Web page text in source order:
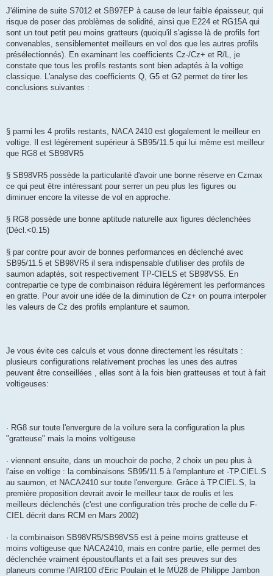
J'élimine de suite S7012 et SB97EP à cause de leur faible épaisseur, qui
risque de poser des problèmes de solidité, ainsi que E224 et RG15A qui
sont un tout petit peu moins gratteurs (quoiqu'il s'agisse là de profils fort
convenables, sensiblementet meilleurs en vol dos que les autres profils
présélectionnés). En examinant les coefficients Cz-/Cz+ et R/L, je
constate que tous les profils restants sont bien adaptés à la voltige
classique. L'analyse des coefficients Q, G5 et G2 permet de tirer les
conclusions suivantes :
§ parmi les 4 profils restants, NACA 2410 est glogalement le meilleur en
voltige. Il est légèrement supérieur à SB95/11.5 qui lui même est meilleur
que RG8 et SB98VR5
§ SB98VR5 possède la particularité d'avoir une bonne réserve en Czmax
ce qui peut être intéressant pour serrer un peu plus les figures ou
diminuer encore la vitesse de vol en approche.
§ RG8 possède une bonne aptitude naturelle aux figures déclenchées
(Décl.<0.15)
§ par contre pour avoir de bonnes performances en déclenché avec
SB95/11.5 et SB98VR5 il sera indispensable d'utiliser des profils de
saumon adaptés, soit respectivement TP-CIELS et SB98VS5. En
contrepartie ce type de combinaison réduira légèrement les performances
en gratte. Pour avoir une idée de la diminution de Cz+ on pourra interpoler
les valeurs de Cz des profils emplanture et saumon.
Je vous évite ces calculs et vous donne directement les résultats :
plusieurs configurations relativement proches les unes des autres
peuvent être conseillées , elles sont à la fois bien gratteuses et tout à fait
voltigeuses:
· RG8 sur toute l'envergure de la voilure sera la configuration la plus
"gratteuse" mais la moins voltigeuse
· viennent ensuite, dans un mouchoir de poche, 2 choix un peu plus à
l'aise en voltige : la combinaisons SB95/11.5 à l'emplanture et -TP.CIEL.S
au saumon, et NACA2410 sur toute l'envergure. Grâce à TP.CIEL.S, la
première proposition devrait avoir le meilleur taux de roulis et les
meilleurs déclenchés (c'est une configuration très proche de celle du F-
CIEL décrit dans RCM en Mars 2002)
· la combinaison SB98VR5/SB98VS5 est à peine moins gratteuse et
moins voltigeuse que NACA2410, mais en contre partie, elle permet des
déclenchée vraiment époustouflants et a fait ses preuves sur des
planeurs comme l'AIR100 d'Eric Poulain et le MÜ28 de Philippe Jambon